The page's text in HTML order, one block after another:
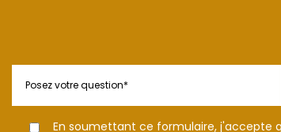
En soumettant ce formulaire, j'accepte